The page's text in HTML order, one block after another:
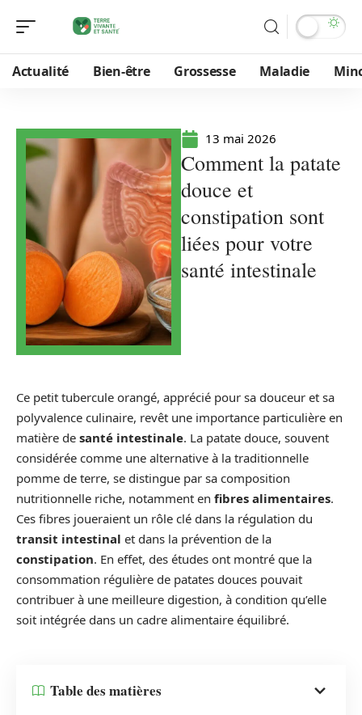
Actualité Bien-être Grossesse Maladie
13 mai 2026
Comment la patate
douce et
constipation sont
liées pour votre
santé intestinale
Ce petit tubercule orangé, apprécié pour sa douceur et sa
polyvalence culinaire, revêt une importance particulière en
matière de santé intestinale. La patate douce, souvent
considérée comme une alternative à la traditionnelle
pomme de terre, se distingue par sa composition
nutritionnelle riche, notamment en fibres alimentaires.
Ces fibres joueraient un rôle clé dans la régulation du
transit intestinal et dans la prévention de la
constipation. En effet, des études ont montré que la
consommation régulière de patates douces pouvait
contribuer à une meilleure digestion, à condition qu’elle
soit intégrée dans un cadre alimentaire équilibré.
Table des matières